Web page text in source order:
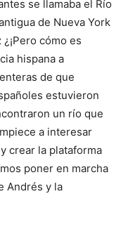
se llamaba el Río
de Nueva York
cómo es
hispana a
de que
estuvieron
un río que
a interesar
crear la plataforma
poner en marcha
Andrés y la